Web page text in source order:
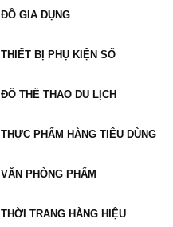
ĐỒ GIA DỤNG
THIẾT BỊ PHỤ KIỆN SỐ
ĐỒ THỂ THAO DU LỊCH
THỰC PHẨM HÀNG TIÊU DÙNG
VĂN PHÒNG PHẨM
THỜI TRANG HÀNG HIỆU